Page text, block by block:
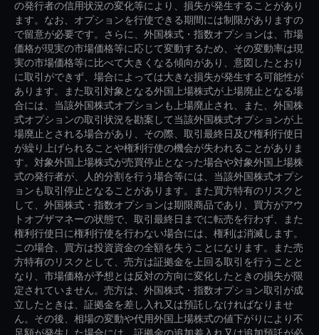
の発行者の信用状況の変化等により、損失が発生することがあり
ます。なお、オプションを行使できる期間には制限がありますの
で留意が必要です。さらに、外国株式・指数オプションは、市場
価格が現実の市場価格等に応じて変動するため、その変動率は現
実の市場価格等に比べて大きくなる傾向があり、意図したとおり
に取引ができず、場合によっては大きな損失が発生する可能性が
あります。また取引対象となる外国上場株式が上場廃止となる場
合には、当該外国株式オプションも上場廃止され、また、外国株
式オプションの取引状況を勘案して当該外国株式オプションが上
場廃止とされる場合があり、その際、取引最終日及び権利行使日
が繰り上げられることや権利行使の機会が失われることがありま
す。対象外国上場株式が売買停止となった場合や対象外国上場株
式の発行者が、人的分割を行う場合等には、当該外国株式オプシ
ョンも取引停止となることがあります。また買方特有のリスクと
して、外国株式・指数オプションは期限商品であり、買方がアウ
トオブザマネーの状態で、取引最終日までに転売を行わず、また
権利行使日に権利行使を行わない場合には、権利は消滅します。
この場合、買方は投資資金の全額を失うことになります。また売
方特有のリスクとして、売方は証拠金を上回る取引を行うことと
なり、市場価格が予想とは反対の方向に変化したときの損失が限
定されていません。売方は、外国株式・指数オプション取引が成
立したときは、証拠金を差し入れ又は預託しなければなりませ
ん。その後、相場の変動や代用外国上場株式の値下がりにより不